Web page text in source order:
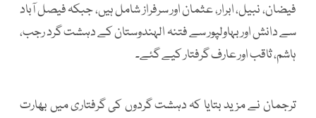
فیضان، نبیل، ابرار، عثمان اور سرفراز شامل ہیں، جبکہ فیصل آباد
سے دانش اور بہاولپور سے فتنہ الہندوستان کے دہشت گرد رجب،
ہاشم، ثاقب اور عارف گرفتار کیے گئے۔
ترجمان نے مزید بتایا کہ دہشت گردوں کی گرفتاری میں بھارت